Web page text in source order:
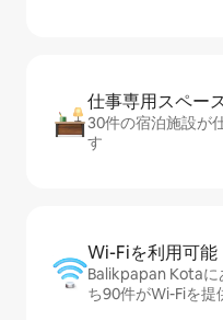
仕事専用ス⁠ペ⁠ー⁠
30件の宿泊施設が
す
Wi-Fiを利⁠用⁠可⁠能
Balikpapan Kotaに
ち90件がWi-Fiを提